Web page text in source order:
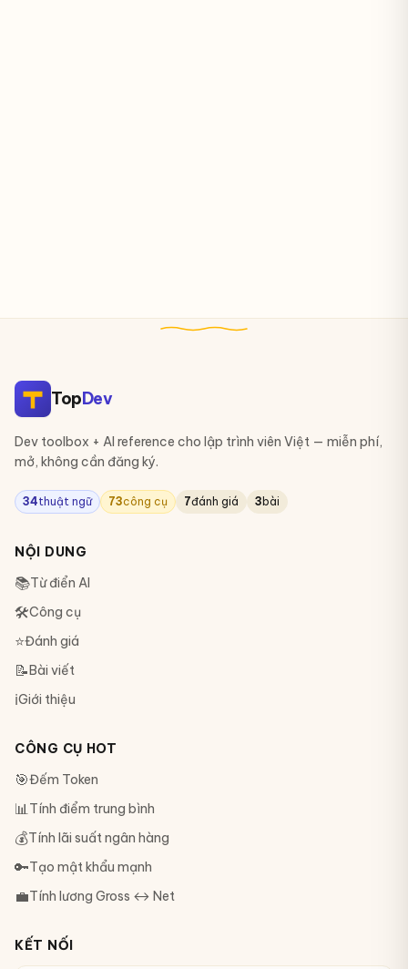
TopDev
Dev toolbox + AI reference cho lập trình viên Việt — miễn phí,
mở, không cần đăng ký.
34thuật ngữ 73công cụ 7đánh giá 3 bài
NỘI DUNG
📚Từ điển AI
🛠Công cụ
⭐Đánh giá
📝Bài viết
ℹ️Giới thiệu
CÔNG CỤ HOT
🎯Đếm Token
📊Tính điểm trung bình
💰Tính lãi suất ngân hàng
🔑Tạo mật khẩu mạnh
💼Tính lương Gross ↔ Net
KẾT NỐI